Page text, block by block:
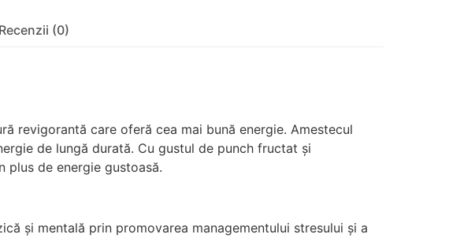
Recenzii (0)
revigorantă care oferă cea mai bună energie. Amestecul
de lungă durată. Cu gustul de punch fructat și
plus de energie gustoasă.
și mentală prin promovarea managementului stresului și a